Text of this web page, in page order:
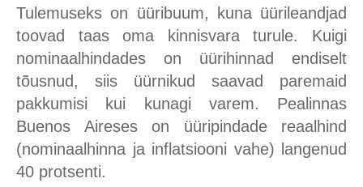
Tulemuseks on üüribuum, kuna üürileandjad
toovad taas oma kinnisvara turule. Kuigi
nominaalhindades on üürihinnad endiselt
tõusnud, siis üürnikud saavad paremaid
pakkumisi kui kunagi varem. Pealinnas
Buenos Aireses on üüripindade reaalhind
(nominaalhinna ja inflatsiooni vahe) langenud
40 protsenti.